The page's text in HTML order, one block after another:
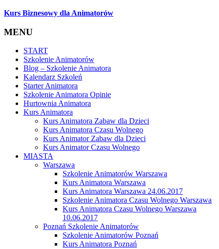
Kurs Biznesowy dla Animatorów
MENU
START
Szkolenie Animatorów
Blog – Szkolenie Animatora
Kalendarz Szkoleń
Starter Animatora
Szkolenie Animatora Opinie
Hurtownia Animatora
Kurs Animatora
Kurs Animatora Zabaw dla Dzieci
Kurs Animatora Czasu Wolnego
Kurs Animator Zabaw dla Dzieci
Kurs Animator Czasu Wolnego
MIASTA
Warszawa
Szkolenie Animatorów Warszawa
Kurs Animatora Warszawa
Kurs Animatora Warszawa 24.06.2017
Szkolenie Animatora Czasu Wolnego Warszawa
Kurs Animatora Czasu Wolnego Warszawa
10.06.2017
Poznań Szkolenie Animatorów
Szkolenie Animatorów Poznań
Kurs Animatora Poznań